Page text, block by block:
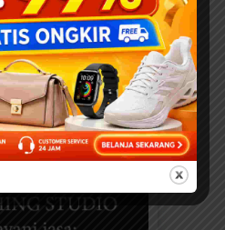
SEDEKAH KLIK DI SINI
“Investasikan hartamu...
Nabi Musa, Si Miskin, dan Si
Kaya
DOWNLOAD FULL EBOOK
ANAK PRINTABLE Suatu...